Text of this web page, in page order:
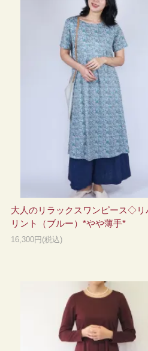
大人のリラックスワンピース◇リ
リント（ブルー）*やや薄手*
16,300円(税込)